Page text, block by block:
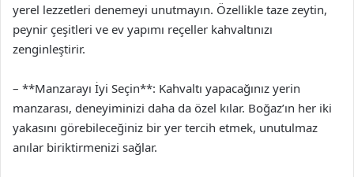
yerel lezzetleri denemeyi unutmayın. Özellikle taze zeytin,
peynir çeşitleri ve ev yapımı reçeller kahvaltınızı
zenginleştirir.
– **Manzarayı İyi Seçin**: Kahvaltı yapacağınız yerin
manzarası, deneyiminizi daha da özel kılar. Boğaz’ın her iki
yakasını görebileceğiniz bir yer tercih etmek, unutulmaz
anılar biriktirmenizi sağlar.